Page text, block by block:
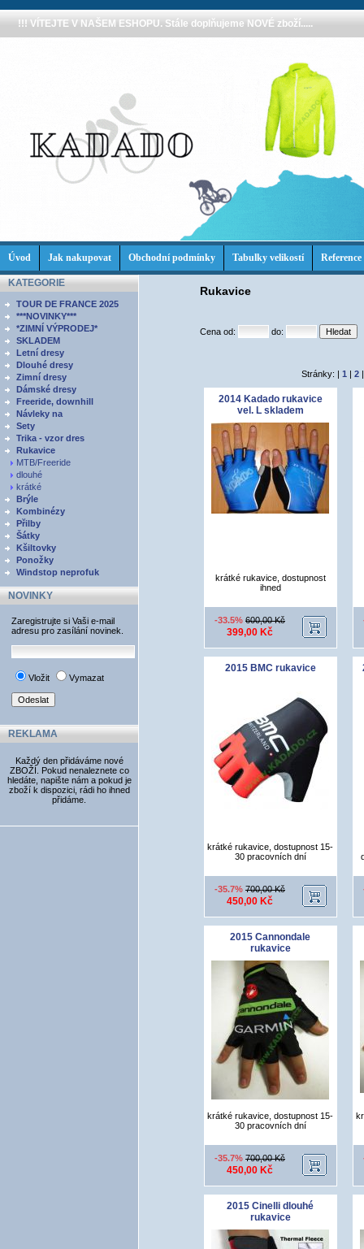
!!! VÍTEJTE V NAŠEM ESHOPU. Stále doplňujeme NOVÉ zboží.....
Úvod Jak nakupovat Obchodní podmínky Tabulky velikostí Reference
KATEGORIE
TOUR DE FRANCE 2025
***NOVINKY***
*ZIMNÍ VÝPRODEJ*
SKLADEM
Letní dresy
Dlouhé dresy
Zimní dresy
Dámské dresy
Freeride, downhill
Návleky na
Sety
Trika - vzor dres
Rukavice
MTB/Freeride
dlouhé
krátké
Brýle
Kombinézy
Přilby
Šátky
Kšiltovky
Ponožky
Windstop neprofuk
NOVINKY
Zaregistrujte si Vaši e-mail
adresu pro zasílání novinek.
Vložit Vymazat
REKLAMA
Každý den přidáváme nové
ZBOŽÍ. Pokud nenaleznete co
hledáte, napište nám a pokud je
zboží k dispozici, rádi ho ihned
přidáme.
Rukavice
Cena od: do:
Stránky: | 1 | 2
2014 Kadado rukavice
vel. L skladem
krátké rukavice, dostupnost
ihned
-33.5% 600,00 Kč
399,00 Kč
2015 BMC rukavice
krátké rukavice, dostupnost 15-
30 pracovních dní
-35.7% 700,00 Kč
450,00 Kč
2015 Cannondale
rukavice
krátké rukavice, dostupnost 15-
30 pracovních dní
-35.7% 700,00 Kč
450,00 Kč
2015 Cinelli dlouhé
rukavice